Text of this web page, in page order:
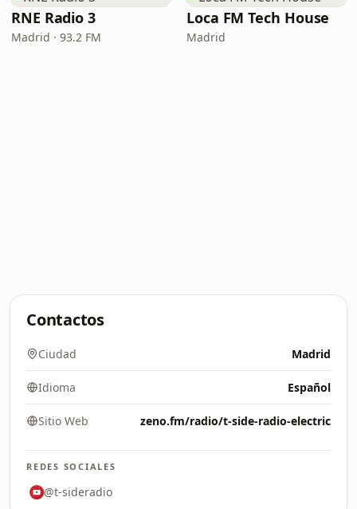
RNE Radio 3
Madrid · 93.2 FM
Loca FM Tech House
Madrid
Contactos
Ciudad Madrid
Idioma Español
Sitio Web zeno.fm/radio/t-side-radio-electric
REDES SOCIALES
@t-sideradio